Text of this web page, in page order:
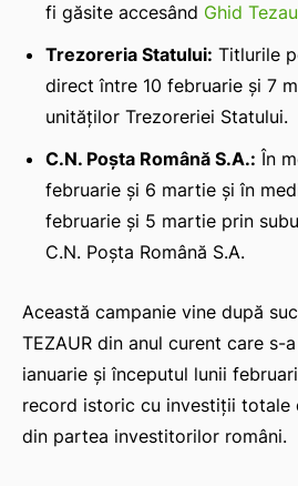
fi găsite accesând Ghid
Trezoreria Statului: Titlurile
direct între 10 februarie și 7
unităților Trezoreriei Statului.
C.N. Poșta Română S.A.: În
februarie și 6 martie și în
februarie și 5 martie prin
C.N. Poșta Română S.A.
Această campanie vine după
TEZAUR din anul curent care s-
ianuarie și începutul lunii
record istoric cu investiții totale
din partea investitorilor români.